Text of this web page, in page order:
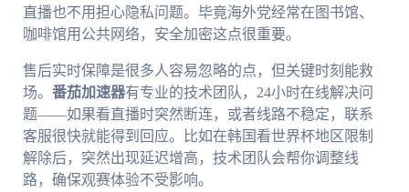
直播也不用担心隐私问题。毕竟海外党经常在图书馆、
咖啡馆用公共网络，安全加密这点很重要。
售后实时保障是很多人容易忽略的点，但关键时刻能救
场。 番茄加速器有专业的技术团队，24小时在线解决问
题——如果看直播时突然断连，或者线路不稳定，联系
客服很快就能得到回应。比如在韩国看世界杯地区限制
解除后，突然出现延迟增高，技术团队会帮你调整线
路，确保观赛体验不受影响。